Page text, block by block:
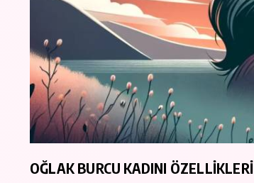
OĞLAK BURCU KADINI ÖZELLİKLERİ